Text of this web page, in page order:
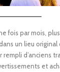
fois par mois,
un lieu
rempli d’anciens
et